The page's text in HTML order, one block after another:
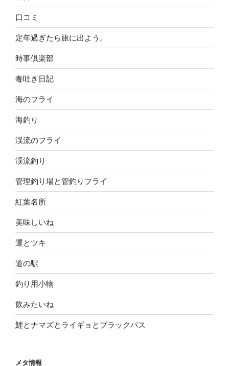
口コミ
定年過ぎたら旅に出よう。
時事倶楽部
毒吐き日記
海のフライ
海釣り
渓流のフライ
渓流釣り
管理釣り場と管釣りフライ
紅葉名所
美味しいね
運とツキ
道の駅
釣り用小物
飲みたいね
鯉とナマズとライギョとブラックバス
メタ情報